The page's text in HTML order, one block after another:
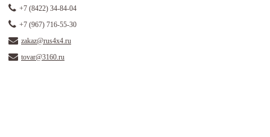
+7 (8422) 34-84-04
+7 (967) 716-55-30
zakaz@rus4x4.ru
tovar@3160.ru